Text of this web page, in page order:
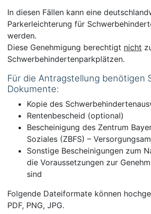
In diesen Fällen kann eine
Parkerleichterung für
werden.
Diese Genehmigung berechtigt nicht
Schwerbehindertenparkplätzen.
Für die Antragstellung benötigen
Dokumente:
Kopie des
Rentenbescheid (optional)
Bescheinigung des Zentrum
Soziales (ZBFS) –
Sonstige Bescheinigungen zum
die Voraussetzungen zur
sind
Folgende Dateiformate können
PDF, PNG, JPG.